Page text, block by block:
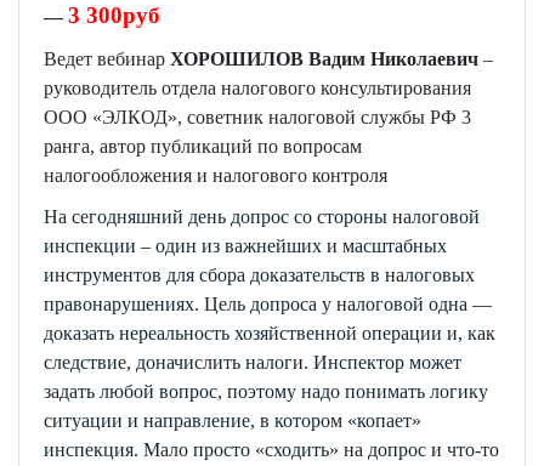
—3 300руб
Ведет вебинар ХОРОШИЛОВ Вадим Николаевич –
руководитель отдела налогового консультирования
ООО «ЭЛКОД», советник налоговой службы РФ 3
ранга, автор публикаций по вопросам
налогообложения и налогового контроля
На сегодняшний день допрос со стороны налоговой
инспекции – один из важнейших и масштабных
инструментов для сбора доказательств в налоговых
правонарушениях. Цель допроса у налоговой одна —
доказать нереальность хозяйственной операции и, как
следствие, доначислить налоги. Инспектор может
задать любой вопрос, поэтому надо понимать логику
ситуации и направление, в котором «копает»
инспекция. Мало просто «сходить» на допрос и что-то